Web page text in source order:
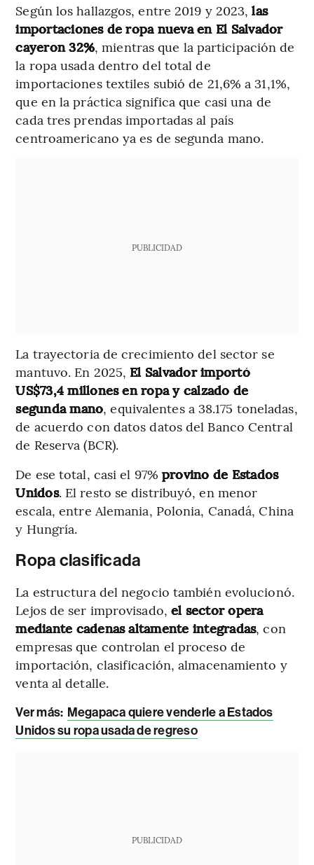
Según los hallazgos, entre 2019 y 2023,las
importaciones de ropa nueva en El Salvador
cayeron 32%, mientras que la participación de
la ropa usada dentro del total de
importaciones textiles subió de 21,6% a 31,1%,
que en la práctica significa que casi una de
cada tres prendas importadas al país
centroamericano ya es de segunda mano.
PUBLICIDAD
La trayectoria de crecimiento del sector se
mantuvo. En 2025, El Salvador importó
US$73,4 millones en ropa y calzado de
segunda mano, equivalentes a 38.175 toneladas,
de acuerdo con datos datos del Banco Central
de Reserva (BCR).
De ese total, casi el 97% provino de Estados
Unidos. El resto se distribuyó, en menor
escala, entre Alemania, Polonia, Canadá, China
y Hungría.
Ropa clasificada
La estructura del negocio también evolucionó.
Lejos de ser improvisado, el sector opera
mediante cadenas altamente integradas, con
empresas que controlan el proceso de
importación, clasificación, almacenamiento y
venta al detalle.
Ver más: Megapaca quiere venderle a Estados
Unidos su ropa usada de regreso
PUBLICIDAD